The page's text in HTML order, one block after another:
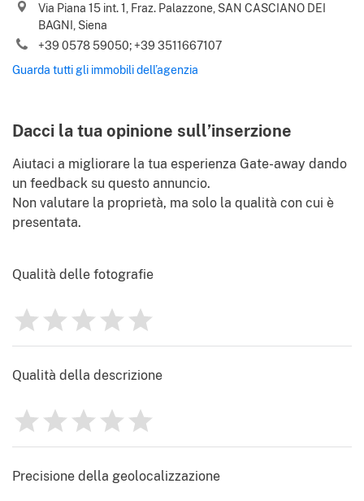
Accetto i vostri Termini d’uso Informativa sulla privacy
Sì, inviatemi le migliori offerte immobiliari, notizie e consigli utili
Via Piana 15 int. 1, Fraz. Palazzone, SAN CASCIANO DEI
BAGNI, Siena
+39 0578 59050; +39 3511667107
Guarda tutti gli immobili dell’agenzia
Dacci la tua opinione sull’inserzione
Aiutaci a migliorare la tua esperienza Gate-away dando
un feedback su questo annuncio.
Non valutare la proprietà, ma solo la qualità con cui è
presentata.
Qualità delle fotografie
Valutazione
0
1 2 3 4 5
Qualità della descrizione
Valutazione
1 2 3 4 5
Precisione della geolocalizzazione